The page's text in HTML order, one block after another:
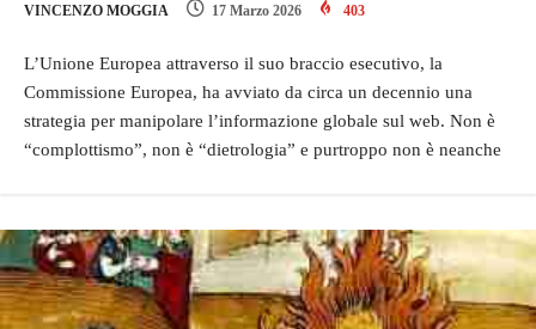
VINCENZO MOGGIA 17 Marzo 2026 403
L’Unione Europea attraverso il suo braccio esecutivo, la
Commissione Europea, ha avviato da circa un decennio una
strategia per manipolare l’informazione globale sul web. Non è
“complottismo”, non è “dietrologia” e purtroppo non è neanche